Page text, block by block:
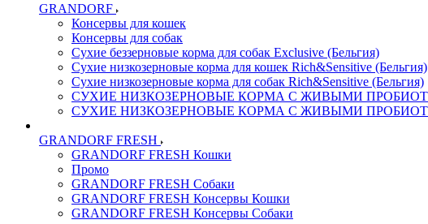
GRANDORF
Консервы для кошек
Консервы для собак
Сухие беззерновые корма для собак Exclusive (Бельгия)
Сухие низкозерновые корма для кошек Rich&Sensitive (Бельгия)
Сухие низкозерновые корма для собак Rich&Sensitive (Бельгия)
СУХИЕ НИЗКОЗЕРНОВЫЕ КОРМА С ЖИВЫМИ
СУХИЕ НИЗКОЗЕРНОВЫЕ КОРМА С ЖИВЫМИ
GRANDORF FRESH
GRANDORF FRESH Кошки
Промо
GRANDORF FRESH Собаки
GRANDORF FRESH Консервы Кошки
GRANDORF FRESH Консервы Собаки